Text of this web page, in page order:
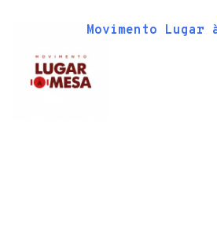
Movimento Lugar